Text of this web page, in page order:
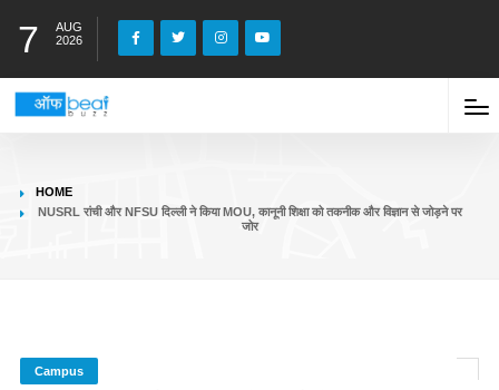
7
AUG
2026
HOME
NUSRL रांची और NFSU दिल्ली ने किया MOU, कानूनी शिक्षा को तकनीक और विज्ञान से जोड़ने पर
जोर
Campus